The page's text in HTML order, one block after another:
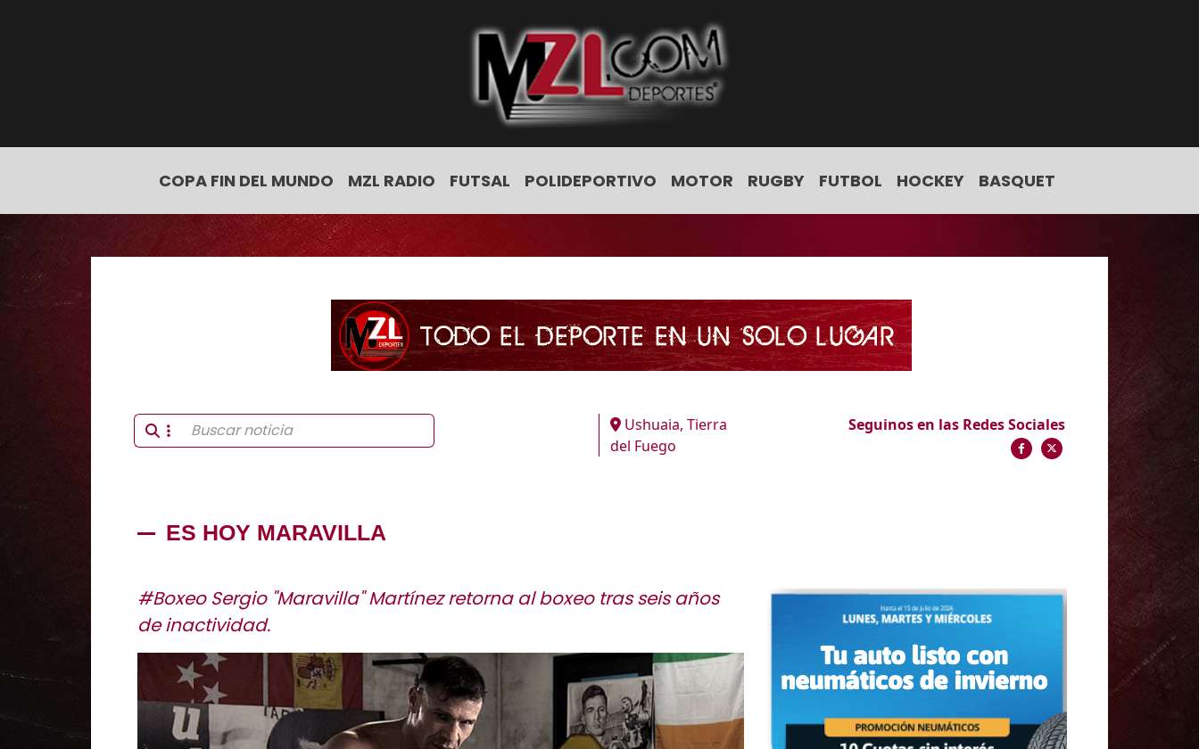
COPA FIN DEL MUNDO MZL RADIO FUTSAL POLIDEPORTIVO MOTOR RUGBY FUTBOL HOCKEY BASQUET
Ushuaia, Tierra
del Fuego
Seguinos en las Redes Sociales
ES HOY MARAVILLA
#Boxeo Sergio "Maravilla" Martínez retorna al boxeo tras seis años
de inactividad.